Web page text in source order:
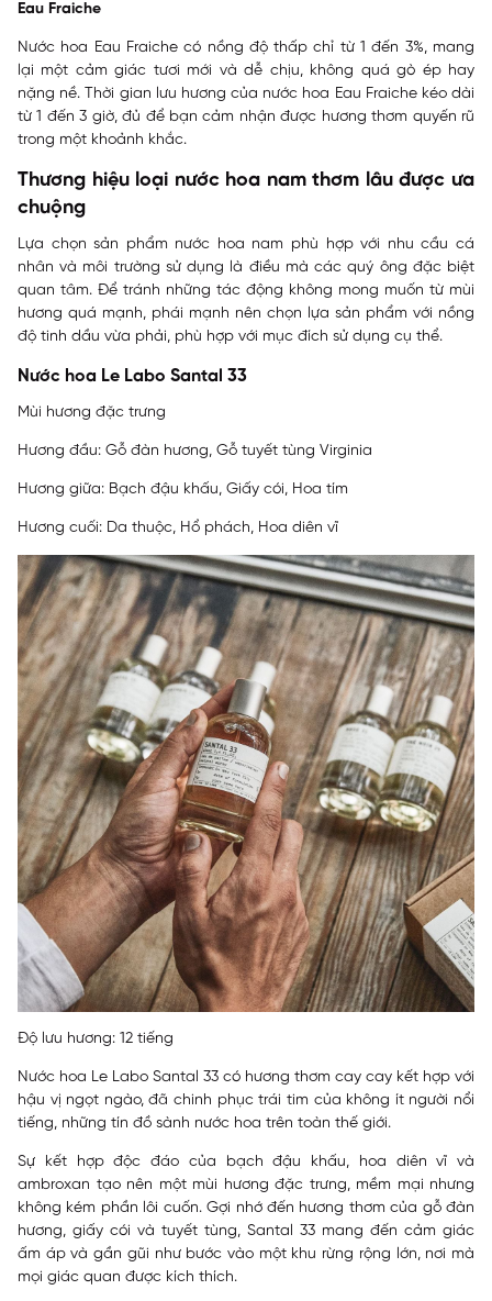
Eau Fraiche
Nước hoa Eau Fraiche có nồng độ thấp chỉ từ 1 đến 3%, mang
lại một cảm giác tươi mới và dễ chịu, không quá gò ép hay
nặng nề. Thời gian lưu hương của nước hoa Eau Fraiche kéo dài
từ 1 đến 3 giờ, đủ để bạn cảm nhận được hương thơm quyến rũ
trong một khoảnh khắc.
Thương hiệu loại nước hoa nam thơm lâu được ưa
chuộng
Lựa chọn sản phẩm nước hoa nam phù hợp với nhu cầu cá
nhân và môi trường sử dụng là điều mà các quý ông đặc biệt
quan tâm. Để tránh những tác động không mong muốn từ mùi
hương quá mạnh, phái mạnh nên chọn lựa sản phẩm với nồng
độ tinh dầu vừa phải, phù hợp với mục đích sử dụng cụ thể.
Nước hoa Le Labo Santal 33
Mùi hương đặc trưng
Hương đầu: Gỗ đàn hương, Gỗ tuyết tùng Virginia
Hương giữa: Bạch đậu khấu, Giấy cói, Hoa tím
Hương cuối: Da thuộc, Hổ phách, Hoa diên vĩ
Độ lưu hương: 12 tiếng
Nước hoa Le Labo Santal 33 có hương thơm cay cay kết hợp với
hậu vị ngọt ngào, đã chinh phục trái tim của không ít người nổi
tiếng, những tín đồ sành nước hoa trên toàn thế giới.
Sự kết hợp độc đáo của bạch đậu khấu, hoa diên vĩ và
ambroxan tạo nên một mùi hương đặc trưng, mềm mại nhưng
không kém phần lôi cuốn. Gợi nhớ đến hương thơm của gỗ đàn
hương, giấy cói và tuyết tùng, Santal 33 mang đến cảm giác
ấm áp và gần gũi như bước vào một khu rừng rộng lớn, nơi mà
mọi giác quan được kích thích.